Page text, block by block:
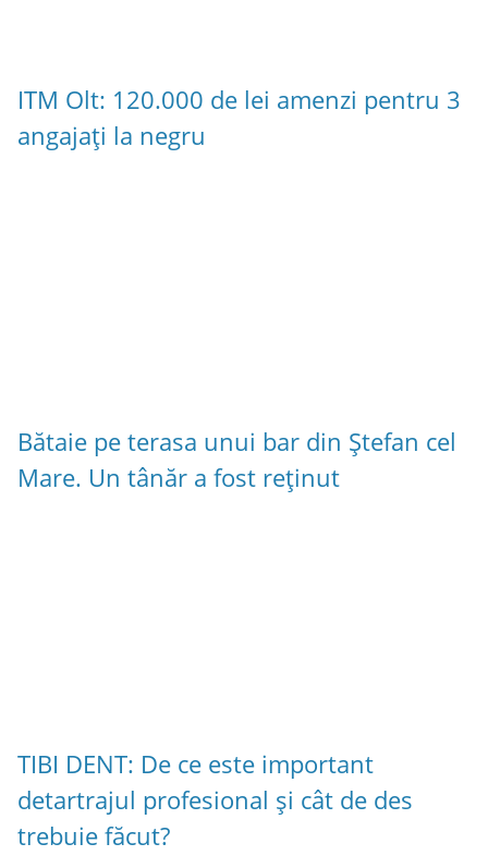
ITM Olt: 120.000 de lei amenzi pentru 3
angajați la negru
Bătaie pe terasa unui bar din Ștefan cel
Mare. Un tânăr a fost reținut
TIBI DENT: De ce este important
detartrajul profesional și cât de des
trebuie făcut?